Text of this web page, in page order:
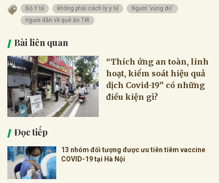
Bộ Y tế không phải cách ly y tế
Người 'vùng đỏ'
người dân về quê ăn Tết
Bài liên quan
“Thích ứng an toàn, linh
hoạt, kiểm soát hiệu quả
dịch Covid-19” có những
điều kiện gì?
Đọc tiếp
13 nhóm đối tượng được ưu tiên tiêm vaccine
COVID-19 tại Hà Nội